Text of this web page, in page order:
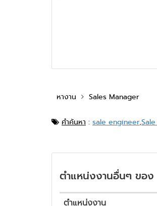
หางาน Sales Manager
คำค้นหา : sale engineer,
ตำแหน่งงานอื่นๆ ของ
ตำแหน่งงาน